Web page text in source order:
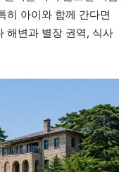
히 아이와 함께 간다면
해변과 별장 권역, 식사